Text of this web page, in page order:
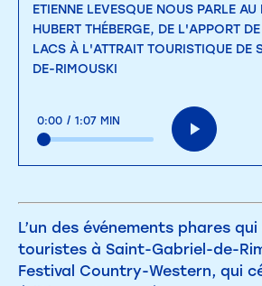
ETIENNE LEVESQUE NOUS PARLE
HUBERT THÉBERGE, DE L'APPORT
LACS À L'ATTRAIT TOURISTIQUE DE
DE-RIMOUSKI
0:00 / 1:07 MIN
L’un des événements phares
touristes à Saint-Gabriel-de-
Festival Country-Western, qui